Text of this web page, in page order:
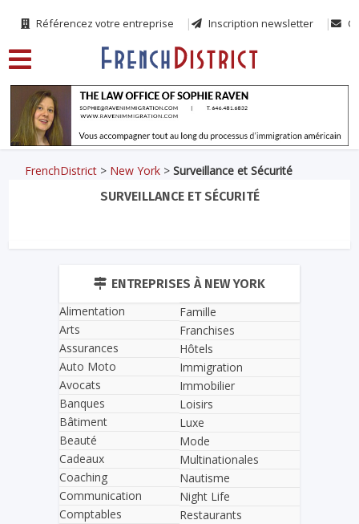
Référencez votre entreprise Inscription newsletter
FrenchDistrict > New York >Surveillance et Sécurité
SURVEILLANCE ET SÉCURITÉ
ENTREPRISES À NEW YORK
Alimentation
Arts
Assurances
Auto Moto
Avocats
Banques
Bâtiment
Beauté
Cadeaux
Coaching
Communication
Comptables
Famille
Franchises
Hôtels
Immigration
Immobilier
Loisirs
Luxe
Mode
Multinationales
Nautisme
Night Life
Restaurants